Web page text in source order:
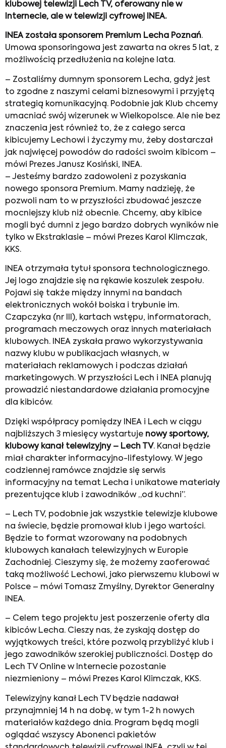
klubowej telewizji Lech TV, oferowany nie w
Internecie, ale w telewizji cyfrowej INEA.
INEA została sponsorem Premium Lecha Poznań.
Umowa sponsoringowa jest zawarta na okres 5 lat, z
możliwością przedłużenia na kolejne lata.
– Zostaliśmy dumnym sponsorem Lecha, gdyż jest
to zgodne z naszymi celami biznesowymi i przyjętą
strategią komunikacyjną. Podobnie jak Klub chcemy
umacniać swój wizerunek w Wielkopolsce. Ale nie bez
znaczenia jest również to, że z całego serca
kibicujemy Lechowi i życzymy mu, żeby dostarczał
jak najwięcej powodów do radości swoim kibicom –
mówi Prezes Janusz Kosiński, INEA.
– Jesteśmy bardzo zadowoleni z pozyskania
nowego sponsora Premium. Mamy nadzieję, że
pozwoli nam to w przyszłości zbudować jeszcze
mocniejszy klub niż obecnie. Chcemy, aby kibice
mogli być dumni z jego bardzo dobrych wyników nie
tylko w Ekstraklasie – mówi Prezes Karol Klimczak,
KKS.
INEA otrzymała tytuł sponsora technologicznego.
Jej logo znajdzie się na rękawie koszulek zespołu.
Pojawi się także między innymi na bandach
elektronicznych wokół boiska i trybunie im.
Czapczyka (nr III), kartach wstępu, informatorach,
programach meczowych oraz innych materiałach
klubowych. INEA zyskała prawo wykorzystywania
nazwy klubu w publikacjach własnych, w
materiałach reklamowych i podczas działań
marketingowych. W przyszłości Lech i INEA planują
prowadzić niestandardowe działania promocyjne
dla kibiców.
Dzięki współpracy pomiędzy INEA i Lech w ciągu
najbliższych 3 miesięcy wystartuje nowy sportowy,
klubowy kanał telewizyjny – Lech TV. Kanał będzie
miał charakter informacyjno-lifestylowy. W jego
codziennej ramówce znajdzie się serwis
informacyjny na temat Lecha i unikatowe materiały
prezentujące klub i zawodników „od kuchni”.
– Lech TV, podobnie jak wszystkie telewizje klubowe
na świecie, będzie promował klub i jego wartości.
Będzie to format wzorowany na podobnych
klubowych kanałach telewizyjnych w Europie
Zachodniej. Cieszymy się, że możemy zaoferować
taką możliwość Lechowi, jako pierwszemu klubowi w
Polsce – mówi Tomasz Zmyślny, Dyrektor Generalny
INEA.
– Celem tego projektu jest poszerzenie oferty dla
kibiców Lecha. Cieszy nas, że zyskają dostęp do
wyjątkowych treści, które pozwolą przybliżyć klub i
jego zawodników szerokiej publiczności. Dostęp do
Lech TV Online w Internecie pozostanie
niezmieniony – mówi Prezes Karol Klimczak, KKS.
Telewizyjny kanał Lech TV będzie nadawał
przynajmniej 14 h na dobę, w tym 1-2 h nowych
materiałów każdego dnia. Program będą mogli
oglądać wszyscy Abonenci pakietów